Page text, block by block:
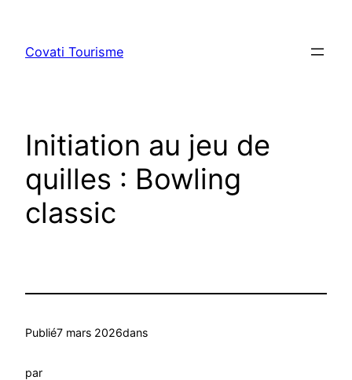
contenu
Covati Tourisme
Initiation au jeu de
quilles : Bowling
classic
Publié7 mars 2026dans
par